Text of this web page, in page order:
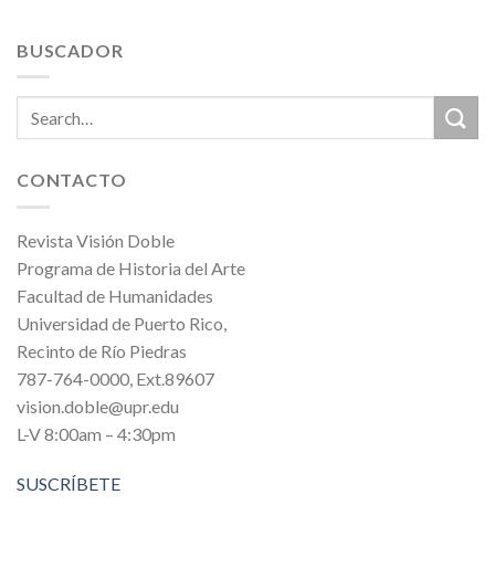
BUSCADOR
CONTACTO
Revista Visión Doble
Programa de Historia del Arte
Facultad de Humanidades
Universidad de Puerto Rico,
Recinto de Río Piedras
787-764-0000, Ext.89607
vision.doble@upr.edu
L-V 8:00am – 4:30pm
SUSCRÍBETE